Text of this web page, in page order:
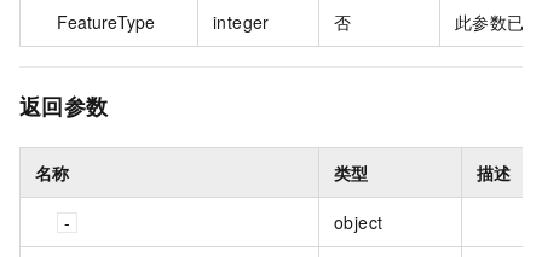
FeatureType integer 否 此参数已
返回参数
名称 类型 描述
object